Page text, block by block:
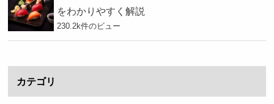
をわかりやすく解説
230.2k件のビュー
カテゴリ